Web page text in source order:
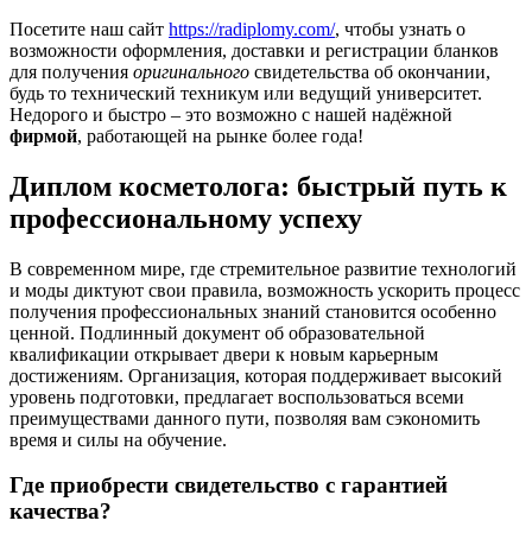
Посетите наш сайт https://radiplomy.com/, чтобы узнать о
возможности оформления, доставки и регистрации бланков
для получения оригинального свидетельства об окончании,
будь то технический техникум или ведущий университет.
Недорого и быстро – это возможно с нашей надёжной
фирмой, работающей на рынке более года!
Диплом косметолога: быстрый путь к
профессиональному успеху
В современном мире, где стремительное развитие технологий
и моды диктуют свои правила, возможность ускорить процесс
получения профессиональных знаний становится особенно
ценной. Подлинный документ об образовательной
квалификации открывает двери к новым карьерным
достижениям. Организация, которая поддерживает высокий
уровень подготовки, предлагает воспользоваться всеми
преимуществами данного пути, позволяя вам сэкономить
время и силы на обучение.
Где приобрести свидетельство с гарантией
качества?